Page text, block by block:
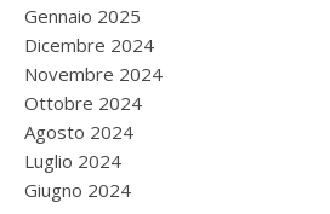
Gennaio 2025
Dicembre 2024
Novembre 2024
Ottobre 2024
Agosto 2024
Luglio 2024
Giugno 2024